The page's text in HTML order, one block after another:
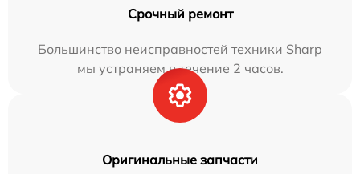
Срочный ремонт
Большинство неисправностей техники Sharp
мы устраняем в течение 2 часов.
Оригинальные запчасти